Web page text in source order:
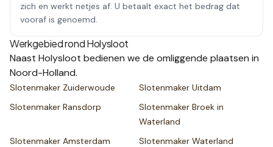
zich en werkt netjes af. U betaalt exact het bedrag dat
vooraf is genoemd.
Werkgebied rondHolysloot
Naast Holysloot bedienen we de omliggende plaatsen in
Noord-Holland.
Slotenmaker Zuiderwoude Slotenmaker Uitdam
Slotenmaker Ransdorp Slotenmaker Broek in
Waterland
Slotenmaker Amsterdam
Slotenmaker Waterland